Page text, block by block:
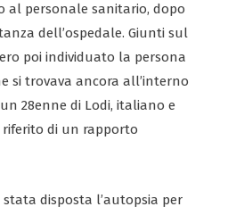
al personale sanitario, dopo
dell’ospedale. Giunti sul
poi individuato la persona
si trovava ancora all’interno
28enne di Lodi, italiano e
riferito di un rapporto
disposta l’autopsia per